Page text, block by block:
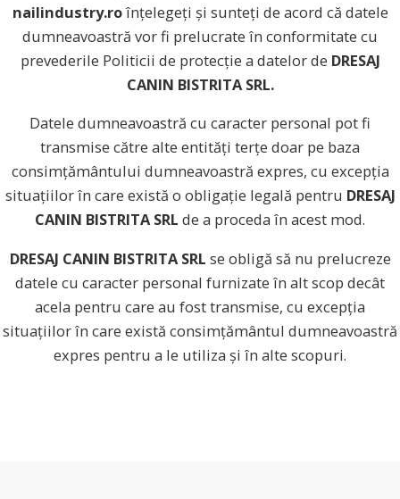
nailindustry.roînțelegeți și sunteți de acord că datele
dumneavoastră vor fi prelucrate în conformitate cu
prevederile Politicii de protecție a datelor de DRESAJ
CANIN BISTRITA SRL.
Datele dumneavoastră cu caracter personal pot fi
transmise către alte entități terțe doar pe baza
consimțământului dumneavoastră expres, cu excepția
situațiilor în care există o obligație legală pentru DRESAJ
CANIN BISTRITA SRL de a proceda în acest mod.
DRESAJ CANIN BISTRITA SRL se obligă să nu prelucreze
datele cu caracter personal furnizate în alt scop decât
acela pentru care au fost transmise, cu excepția
situațiilor în care există consimțământul dumneavoastră
expres pentru a le utiliza și în alte scopuri.